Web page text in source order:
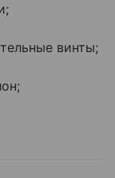
винты;